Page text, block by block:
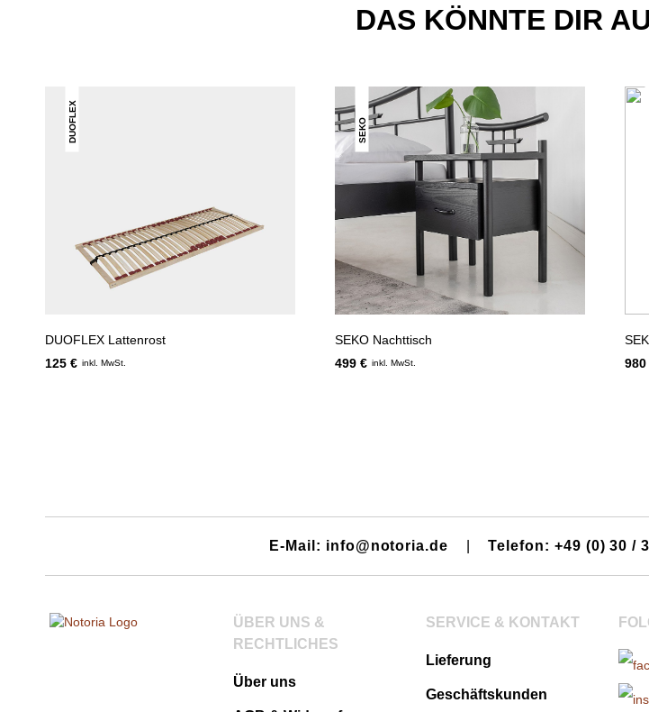
DAS KÖNNTE DIR
DUOFLEX
DUOFLEX Lattenrost
125 € inkl. MwSt.
SEKO
SEKO Nachttisch
499 € inkl. MwSt.
980
E-Mail: info@notoria.de Telefon: +49 (0) 30 /
ÜBER UNS &
RECHTLICHES
Über uns
SERVICE & KONTAKT
Lieferung
Geschäftskunden